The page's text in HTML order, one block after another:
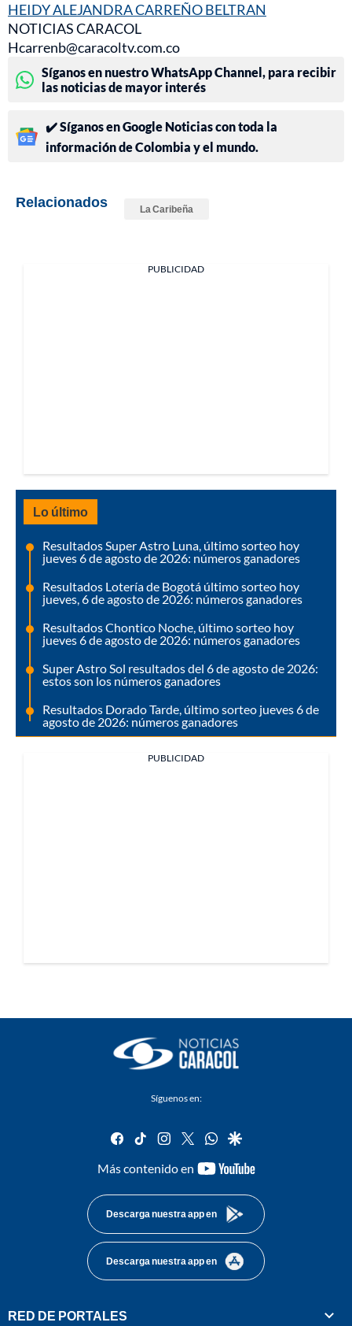
HEIDY ALEJANDRA CARREÑO BELTRAN
NOTICIAS CARACOL
Hcarrenb@caracoltv.com.co
Síganos en nuestro WhatsApp Channel, para recibir
las noticias de mayor interés
✔️ Síganos en Google Noticias con toda la
información de Colombia y el mundo.
Relacionados La Caribeña
PUBLICIDAD
Lo último
Resultados Super Astro Luna, último sorteo hoy
jueves 6 de agosto de 2026: números ganadores
Resultados Lotería de Bogotá último sorteo hoy
jueves, 6 de agosto de 2026: números ganadores
Resultados Chontico Noche, último sorteo hoy
jueves 6 de agosto de 2026: números ganadores
Super Astro Sol resultados del 6 de agosto de 2026:
estos son los números ganadores
Resultados Dorado Tarde, último sorteo jueves 6 de
agosto de 2026: números ganadores
PUBLICIDAD
Síguenos en:
facebook
tiktok instagram
twitterwhatsapp
google
Más contenido en
youtube-
Descarga nuestra app en
Descarga nuestra app en
RED DE PORTALES